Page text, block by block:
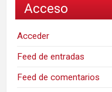
Acceso
Acceder
Feed de entradas
Feed de comentarios